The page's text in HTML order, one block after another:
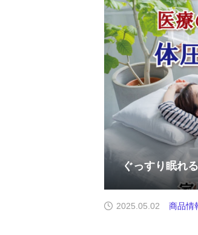
ぐっすり眠れ
2025.05.02 商品情